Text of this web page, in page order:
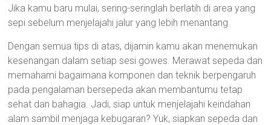
Jika kamu baru mulai, sering-seringlah berlatih di area yang
sepi sebelum menjelajahi jalur yang lebih menantang.
Dengan semua tips di atas, dijamin kamu akan menemukan
kesenangan dalam setiap sesi gowes. Merawat sepeda dan
memahami bagaimana komponen dan teknik berpengaruh
pada pengalaman bersepeda akan membantumu tetap
sehat dan bahagia. Jadi, siap untuk menjelajahi keindahan
alam sambil menjaga kebugaran? Yuk, siapkan sepeda dan